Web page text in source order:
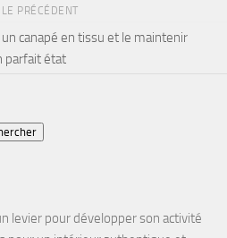
PRÉCÉDENT
canapé en tissu et le maintenir
parfait état
levier pour développer son activité